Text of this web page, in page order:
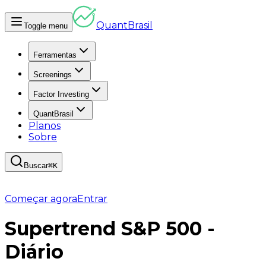
Toggle menu QuantBrasil
Ferramentas
Screenings
Factor Investing
QuantBrasil
Planos
Sobre
Buscar⌘K
Começar agoraEntrar
Supertrend S&P 500 -
Diário